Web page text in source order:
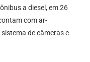
a diesel, em 26
com ar-
de câmeras e